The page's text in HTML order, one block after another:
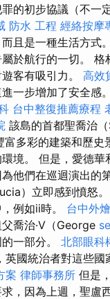
的初步協議（不一
防水 工程 經絡按摩
且是一種生活方式。
於航行的一切。 格
客有吸引力。 高效
一步增加了安全感。
台中整復推薦療程
該島的首都聖喬治
多彩的建築和歷史
境。 但是，愛德華
他們在巡迴演出的
）立即感到憤怒。
例如ii時。 台中外燴
喬治·V（George
一部分。 北部眼科
英國統治者對這些國
案 律師事務所 但是
，因為上週，聖盧